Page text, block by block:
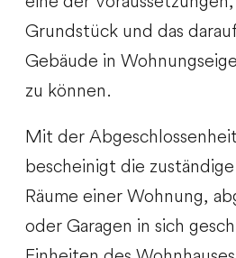
Grundstück und das
Gebäude in
zu können.
Mit der
bescheinigt die
Räume einer Wohnung,
oder Garagen in sich